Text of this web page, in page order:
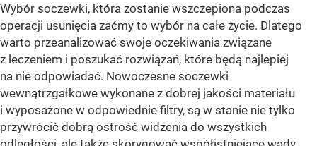
Wybór soczewki, która zostanie wszczepiona podczas
operacji usunięcia zaćmy to wybór na całe życie. Dlatego
warto przeanalizować swoje oczekiwania związane
z leczeniem i poszukać rozwiązań, które będą najlepiej
na nie odpowiadać. Nowoczesne soczewki
wewnątrzgałkowe wykonane z dobrej jakości materiału
i wyposażone w odpowiednie filtry, są w stanie nie tylko
przywrócić dobrą ostrość widzenia do wszystkich